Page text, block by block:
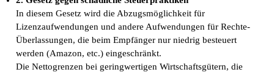
In diesem Gesetz wird die Abzugsmöglichkeit für
Lizenzaufwendungen und andere Aufwendungen für Rechte-
Überlassungen, die beim Empfänger nur niedrig besteuert
werden (Amazon, etc.) eingeschränkt.
Die Nettogrenzen bei geringwertigen Wirtschaftsgütern, die